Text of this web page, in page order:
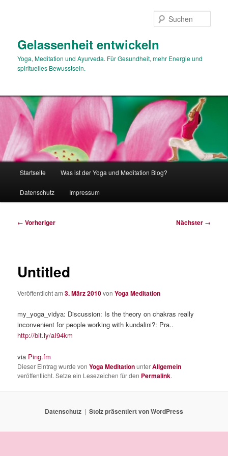
Gelassenheit entwickeln
Yoga, Meditation und Ayurveda. Für Gesundheit, mehr Energie und
spirituelles Bewusstsein.
Startseite Was ist der Yoga und Meditation Blog?
Datenschutz Impressum
Beitragsnavigation
← Vorheriger Nächster →
Untitled
Veröffentlicht am3. März 2010vonYoga Meditation
my_yoga_vidya: Discussion: Is the theory on chakras really
inconvenient for people working with kundalini?: Pra..
http://bit.ly/aI94km
via Ping.fm
Dieser Eintrag wurde vonYoga MeditationunterAllgemein
veröffentlicht. Setze ein Lesezeichen für den Permalink.
Datenschutz Stolz präsentiert von WordPress